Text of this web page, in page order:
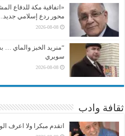
«اتفاقية مكة للدفاع
محور ردع إسلامي
2026-08-08
“منريد الخبز والماي
سويري
2026-08-08
ثقافة وادب
اتقدم مبكرا ولا اعرف